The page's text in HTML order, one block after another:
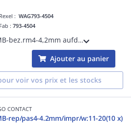
:WAG793-4504
:793-4504
WMB-bez.rm4-4,2mm aufd.w:21-30(10 x)
Ajouter au panier
voir vos prix et les stocks
CONTACT
rep/pas4-4.2mm/impr/w:11-20(10 x)